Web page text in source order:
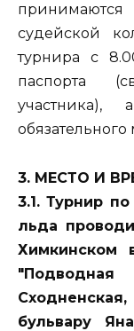
судейской
турнира с
паспорта
участника),
3. МЕСТО И
3.1. Турнир
льда
Химкинском
бульвару